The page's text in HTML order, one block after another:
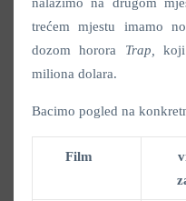
trećem mjestu imamo
dozom horora Trap,
miliona dolara.
Bacimo pogled na
Film